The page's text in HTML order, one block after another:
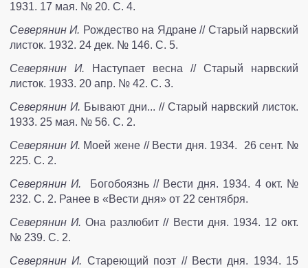
1931. 17 мая. № 20. С. 4.
Северянин И. Рождество на Ядране // Старый нарвский
листок. 1932. 24 дек. № 146. С. 5.
Северянин И. Наступает весна // Старый нарвский
листок. 1933. 20 апр. № 42. С. 3.
Северянин И. Бывают дни... // Старый нарвский листок.
1933. 25 мая. № 56. С. 2.
Северянин И. Моей жене // Вести дня. 1934. 26 сент. №
225. С. 2.
Северянин И. Богобоязнь // Вести дня. 1934. 4 окт. №
232. С. 2. Ранее в «Вести дня» от 22 сентября.
Северянин И. Она разлюбит // Вести дня. 1934. 12 окт.
№ 239. С. 2.
Северянин И. Стареющий поэт // Вести дня. 1934. 15